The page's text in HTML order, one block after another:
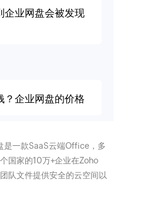
企业网盘会被发现
？企业网盘的价格
是一款SaaS云端Office，多
国家的10万+企业在Zoho
队文件提供安全的云空间以